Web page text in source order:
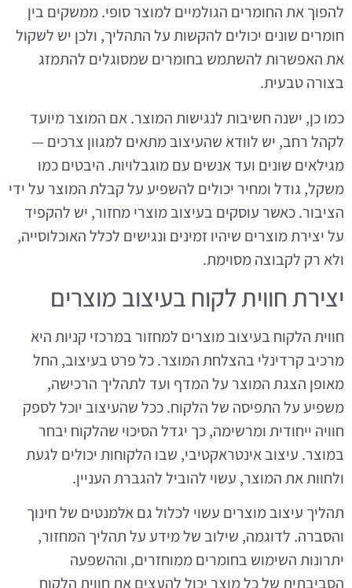
להפוך את החומרים הגולמיים למוצר סופי. ממשקים בין
חומרים שונים יכולים להקשות על התהליך, ולכן יש לשקול
את האפשרות להשתמש בחומרים שמסוגלים להתמזג
בצורה טבעית.
כמו כן, ישנה חשיבות לנגישות המוצר. אם המוצר מיועד
לקהל רחב, יש לוודא שהעיצוב מתאים למגוון צרכים —
מגילאים שונים ועד אנשים עם מוגבלויות. היבטים כמו
משקל, גודל ומחיר יכולים להשפיע על קבלת המוצר על ידי
הציבור. כאשר עוסקים בעיצוב מוצרי מחזור, יש להקפיד
על יצירת מוצרים שיהיו זמינים ונגישים לכלל האוכלוסייה,
ולא רק לקבוצה מסוימת.
יצירת חווית לקוח בעיצוב מוצרים
חווית הלקוח בעיצוב מוצרים למחזור במרכזי קניות היא
מרכיב קרדינלי בהצלחת המוצר. כל פרט בעיצוב, החל
מאופן הצגת המוצר על המדף ועד לתהליך הרכישה,
משפיע על התפיסה של הלקוח. ככל שהעיצוב יוכל לספק
חוויה ייחודית ומרשימה, כך יגדל הסיכוי שהלקוח יבחר
במוצר. עיצוב אינטראקטיבי, שבו הלקוחות יכולים לגעת
ולחוות את המוצר, עשוי להוביל להגברת העניין.
תהליך עיצוב מוצרים עשוי לכלול גם אלמנטים של חינוך
והסברה. לדוגמה, שילוב של מידע על תהליך המחזור,
יתרונות השימוש בחומרים ממוחזרים, וההשפעה
הסביבתית של כל מוצר יכול להעצים את חווית הלקוח